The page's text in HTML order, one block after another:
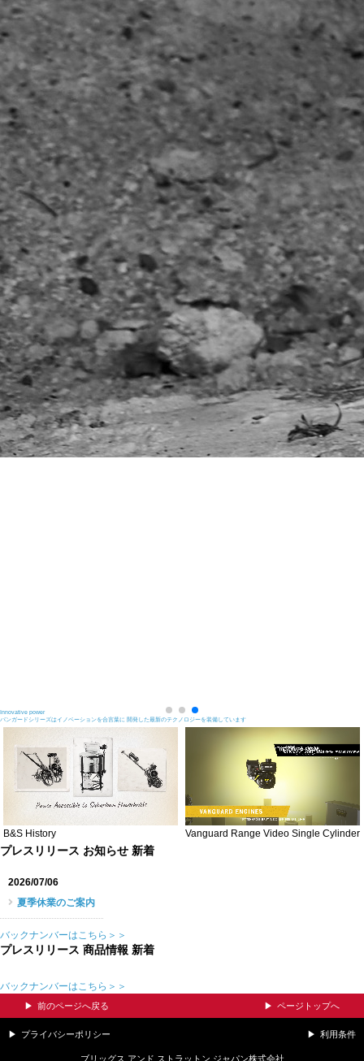
Innovative power
バンガードシリーズはイノベーションを合言葉に 開発した最新のテクノロジーを装備しています
B&S History Vanguard Range Video Single Cylinder
プレスリリース お知らせ 新着
2026/07/06
夏季休業のご案内
バックナンバーはこちら＞＞
プレスリリース 商品情報 新着
バックナンバーはこちら＞＞
前のページへ戻る ページトップへ
プライバシーポリシー 利用条件
ブリッグス アンド ストラットン ジャパン株式会社